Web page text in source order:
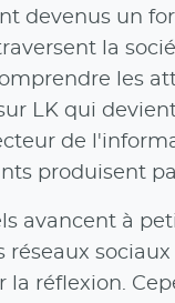
devenus un
la
les
LK qui
de
produisent
avancent à
réseaux
réflexion.